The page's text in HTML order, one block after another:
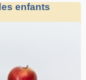
enfants